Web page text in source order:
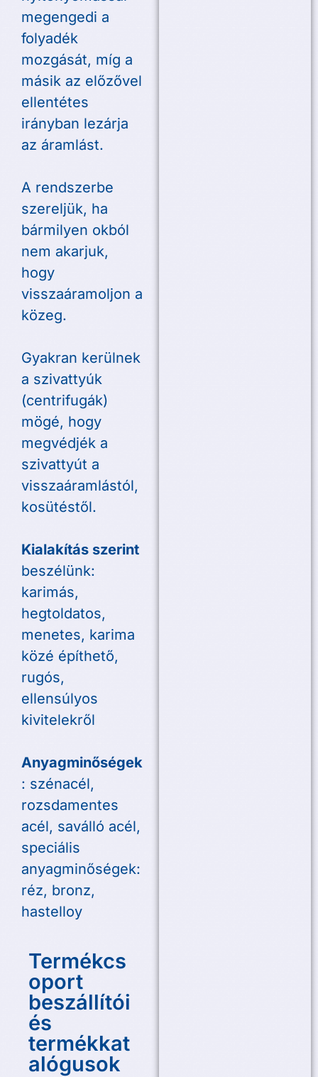
megengedi a
folyadék
mozgását, míg a
másik az előzővel
ellentétes
irányban lezárja
az áramlást.
A rendszerbe
szereljük, ha
bármilyen okból
nem akarjuk,
hogy
visszaáramoljon a
közeg.
Gyakran kerülnek
a szivattyúk
(centrifugák)
mögé, hogy
megvédjék a
szivattyút a
visszaáramlástól,
kosütéstől.
Kialakítás szerint
beszélünk:
karimás,
hegtoldatos,
menetes, karima
közé építhető,
rugós,
ellensúlyos
kivitelekről
Anyagminőségek
: szénacél,
rozsdamentes
acél, saválló acél,
speciális
anyagminőségek:
réz, bronz,
hastelloy
Termékcs
oport
beszállítói
és
termékkat
alógusok